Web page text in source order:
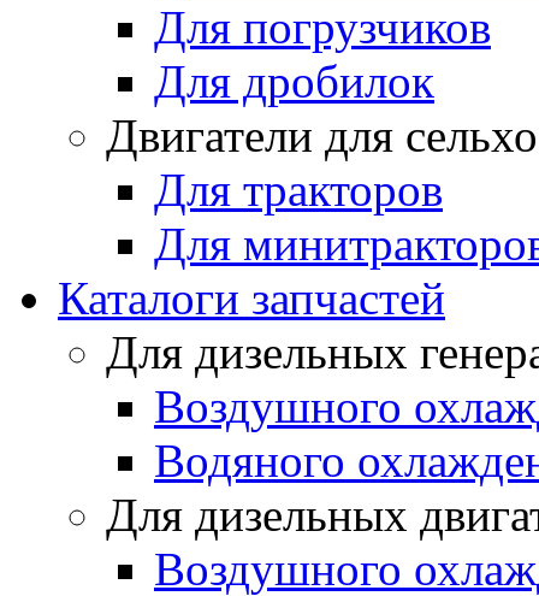
Для погрузчиков
Для дробилок
Двигатели для
Для тракторов
Для
Каталоги запчастей
Для дизельных
Воздушного
Водяного
Для дизельных
Воздушного